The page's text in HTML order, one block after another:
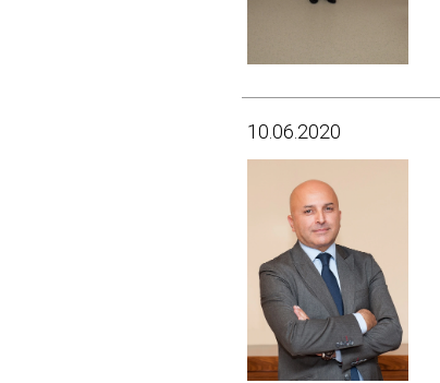
10.06.2020